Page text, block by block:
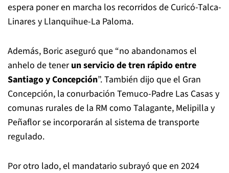
espera poner en marcha los recorridos de Curicó-Talca-
Linares y Llanquihue-La Paloma.
Además, Boric aseguró que “no abandonamos el
anhelo de tenerun servicio de tren rápido entre
Santiago y Concepción”. También dijo que el Gran
Concepción, la conurbación Temuco-Padre Las Casas y
comunas rurales de la RM como Talagante, Melipilla y
Peñaflor se incorporarán al sistema de transporte
regulado.
Por otro lado, el mandatario subrayó que en 2024